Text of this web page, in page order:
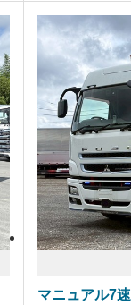
マニュアル7